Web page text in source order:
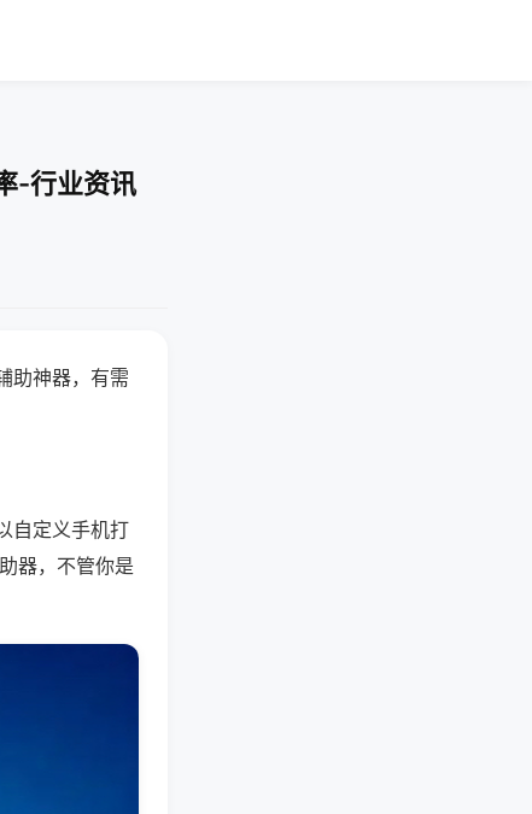
-行业资讯
助神器，有需
自定义手机打
器，不管你是